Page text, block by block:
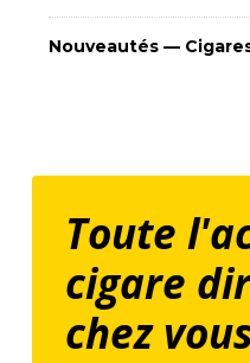
Nouveautés —
Toute
cigare
chez